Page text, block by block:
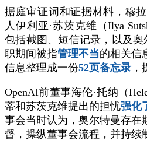
据庭审证词和证据材料，穆
人伊利亚·苏茨克维（Ilya
包括截图、短信记录，以及奥
职期间被指管理不当的相关信
信息整理成一份52页备忘录
OpenAI前董事海伦·托纳（
蒂和苏茨克维提出的担忧强化
事会当时认为，奥尔特曼存在
督，操纵董事会流程，并持续